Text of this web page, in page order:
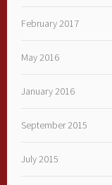
February 2017
May 2016
January 2016
September 2015
July 2015